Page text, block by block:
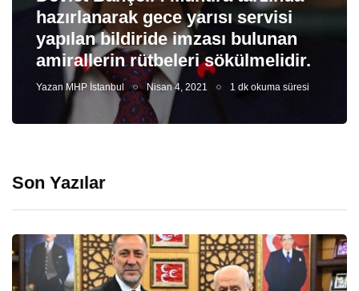
hazırlanarak gece yarısı servisi
yapılan bildiride imzası bulunan
amirallerin rütbeleri sökülmelidir.
Yazan MHP İstanbul Nisan 4, 2021 1 dk okuma süresi
Son Yazılar